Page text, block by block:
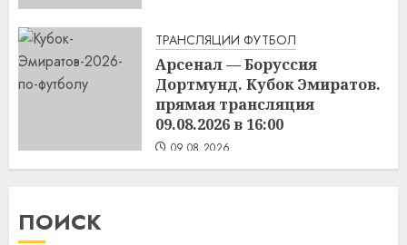
ТРАНСЛЯЦИИ ФУТБОЛ
Арсенал — Боруссия
Дортмунд. Кубок Эмиратов.
прямая трансляция
09.08.2026 в 16:00
09.08.2026
ПОИСК